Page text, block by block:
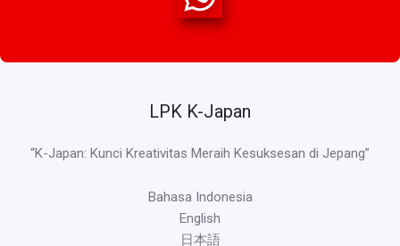
LPK K-Japan
“K-Japan: Kunci Kreativitas Meraih Kesuksesan di Jepang”
Bahasa Indonesia
English
日本語